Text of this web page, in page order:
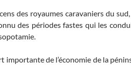
des royaumes caravaniers du
des périodes fastes qui les
de l’économie de la